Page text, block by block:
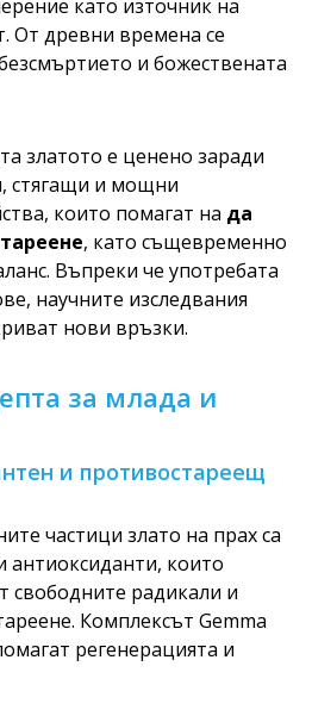
като източник на
От древни времена се
и божествената
златото е ценено заради
стягащи и мощни
които помагат на да
, като същевременно
Въпреки че употребата
научните изследвания
нови връзки.
за млада и
и противостареещ
частици злато на прах са
които
свободните радикали и
Комплексът Gemma
регенерацията и